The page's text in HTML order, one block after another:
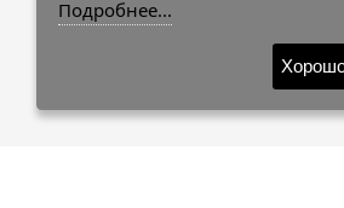
© 2009-2026 Shaik-Premium
Подробнее...